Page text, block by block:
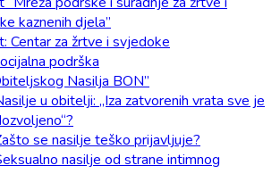
kaznenih djela”
Centar za žrtve i svjedoke
podrška
Nasilja BON”
u obitelji: „Iza zatvorenih vrata sve je
se nasilje teško prijavljuje?
nasilje od strane intimnog